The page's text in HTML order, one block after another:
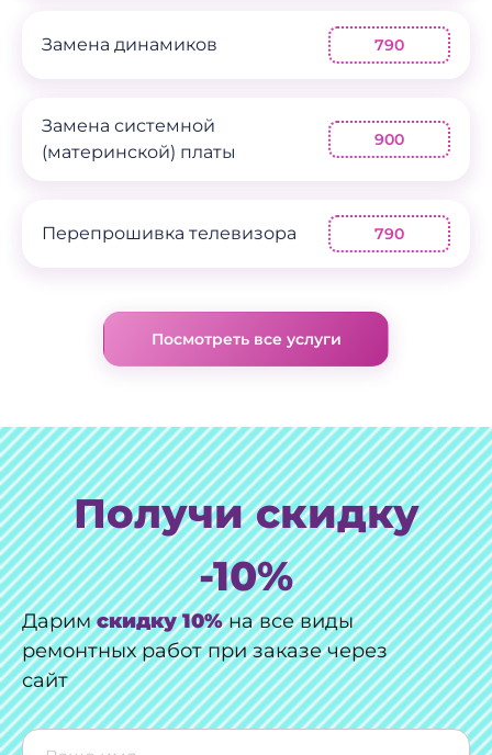
Замена динамиков 790
Замена системной
(материнской) платы
900
Перепрошивка телевизора 790
Посмотреть все услуги
Получи скидку
-10%
Даримскидку 10%на все виды
ремонтных работ при заказе через
сайт